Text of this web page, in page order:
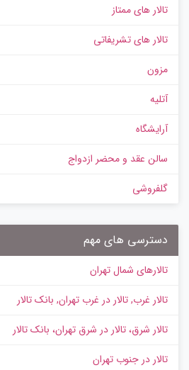
تالار های ممتاز
تالار های تشریفاتی
مزون
آتلیه
آرایشگاه
سالن عقد و محضر ازدواج
گلفروشی
دسترسی های مهم
تالارهای شمال تهران
تالار غرب, تالار در غرب تهران, بانک تالار
تالار شرق، تالار در شرق تهران، بانک تالار
تالار در جنوب تهران